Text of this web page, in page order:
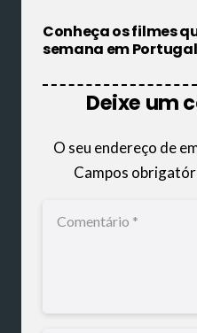
Conheça os filmes
semana em Portugal
Deixe um
O seu endereço de
Campos